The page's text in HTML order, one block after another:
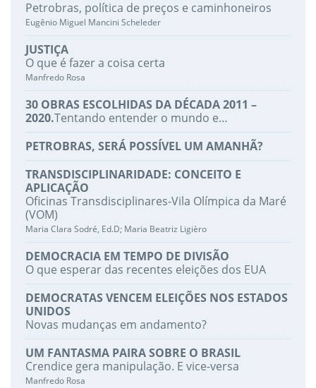
Petrobras, política de preços e caminhoneiros
Eugênio Miguel Mancini Scheleder
JUSTIÇA
O que é fazer a coisa certa
Manfredo Rosa
30 OBRAS ESCOLHIDAS DA DÉCADA 2011 –
2020.Tentando entender o mundo e…
PETROBRAS, SERÁ POSSÍVEL UM AMANHÃ?
TRANSDISCIPLINARIDADE: CONCEITO E
APLICAÇÃO
Oficinas Transdisciplinares-Vila Olímpica da Maré
(VOM)
Maria Clara Sodré, Ed.D; Maria Beatriz Ligièro
DEMOCRACIA EM TEMPO DE DIVISÃO
O que esperar das recentes eleições dos EUA
DEMOCRATAS VENCEM ELEIÇÕES NOS ESTADOS
UNIDOS
Novas mudanças em andamento?
UM FANTASMA PAIRA SOBRE O BRASIL
Crendice gera manipulação. E vice-versa
Manfredo Rosa